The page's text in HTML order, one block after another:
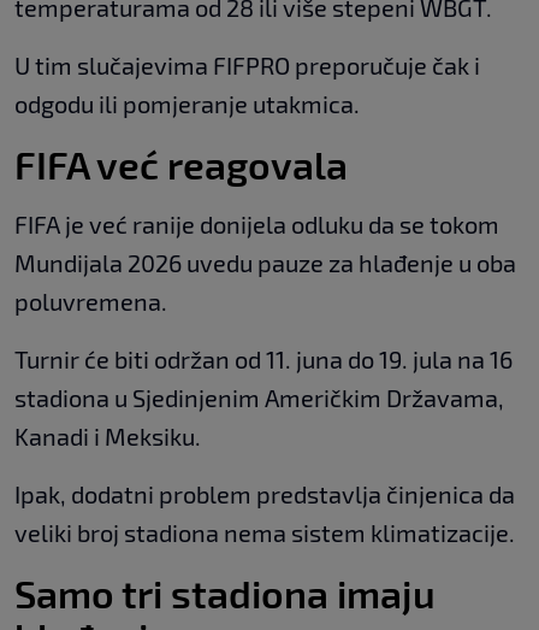
temperaturama od 28 ili više stepeni WBGT.
U tim slučajevima FIFPRO preporučuje čak i
odgodu ili pomjeranje utakmica.
FIFA već reagovala
FIFA je već ranije donijela odluku da se tokom
Mundijala 2026 uvedu pauze za hlađenje u oba
poluvremena.
Turnir će biti održan od 11. juna do 19. jula na 16
stadiona u Sjedinjenim Američkim Državama,
Kanadi i Meksiku.
Ipak, dodatni problem predstavlja činjenica da
veliki broj stadiona nema sistem klimatizacije.
Samo tri stadiona imaju